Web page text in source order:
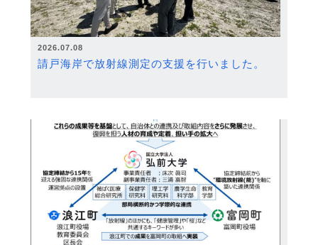
2026.07.08
請戸海岸で放射線測定の支援を行いました。